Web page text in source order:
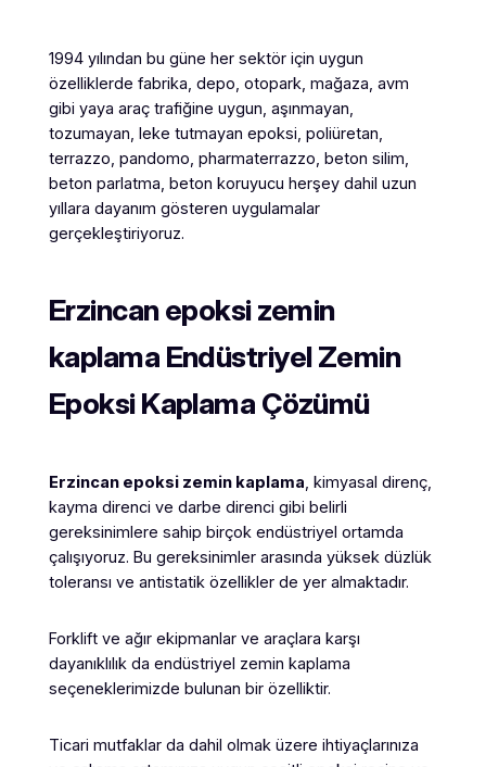
1994 yılından bu güne her sektör için uygun
özelliklerde fabrika, depo, otopark, mağaza, avm
gibi yaya araç trafiğine uygun, aşınmayan,
tozumayan, leke tutmayan epoksi, poliüretan,
terrazzo, pandomo, pharmaterrazzo, beton silim,
beton parlatma, beton koruyucu herşey dahil uzun
yıllara dayanım gösteren uygulamalar
gerçekleştiriyoruz.
Erzincanepoksi zemin
kaplama Endüstriyel Zemin
Epoksi Kaplama Çözümü
Erzincan epoksi zemin kaplama, kimyasal direnç,
kayma direnci ve darbe direnci gibi belirli
gereksinimlere sahip birçok endüstriyel ortamda
çalışıyoruz. Bu gereksinimler arasında yüksek düzlük
toleransı ve antistatik özellikler de yer almaktadır.
Forklift ve ağır ekipmanlar ve araçlara karşı
dayanıklılık da endüstriyel zemin kaplama
seçeneklerimizde bulunan bir özelliktir.
Ticari mutfaklar da dahil olmak üzere ihtiyaçlarınıza